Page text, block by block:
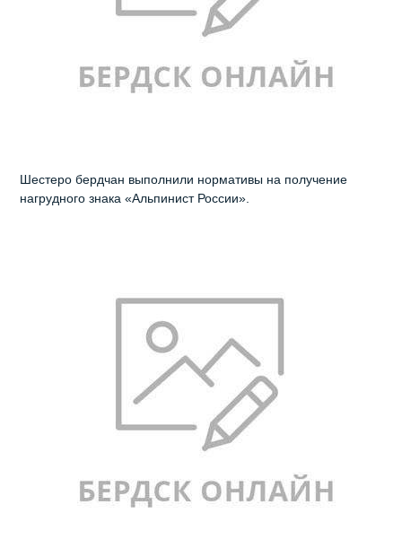
Шестеро бердчан выполнили нормативы на получение
нагрудного знака «Альпинист России».